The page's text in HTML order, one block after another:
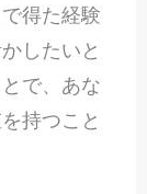
得た経験
したいと
で、あな
持つこと